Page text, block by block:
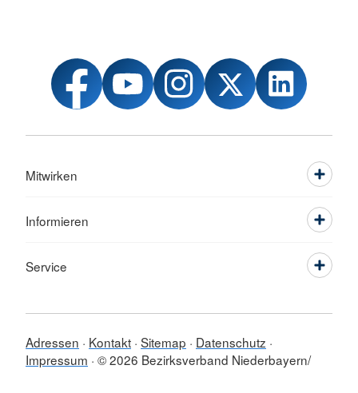
Mitwirken
Informieren
Service
Adressen Kontakt Sitemap
Datenschutz
Impressum © 2026 Bezirksverband Niederbayern/